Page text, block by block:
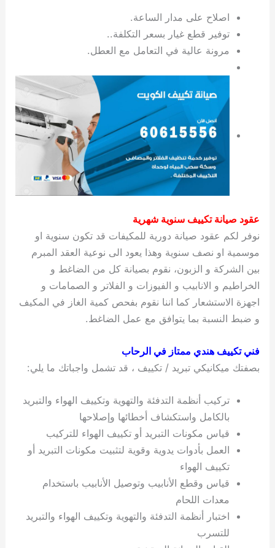
اصلاح على مدار الساعة.
توفير قطع غيار بسعر التكلفة..
مرونة عالية في التعامل مع العطل.
عقود صيانة تكييف سنوية شهرية
نوفر لكم عقود صيانة دورية للمكيفات قد تكون سنوية او
موسمية او نصف سنوية وهذا يعود الى نوعية العقد المبرم
بين الشركة و الزبون، نقوم بصيانة كل من الضاغط و
الخراطيم و الانابيب و الفيوزات و الفلاتر و الصمامات و
اجهزة الاستشعار كما اننا نقوم بفحص كمية الغاز في المكيف
و ضبط النسبة بما يتوافق مع عمل الضاغط.
فني تكييف هندي ممتاز في الرحاب
بصفتك ميكانيكي تبريد / تكييف ، قد تشمل واجباتك ما يلي:
تركيب أنظمة التدفئة والتهوية وتكييف الهواء والتبريد
بالكامل واستكشاف أخطائها وإصلاحها
قياس مكونات التبريد أو تكييف الهواء للتركيب
العمل بأدوات يدوية وقوية لتثبيت مكونات التبريد أو
تكييف الهواء
قياس وقطع الأنابيب وتوصيل الأنابيب باستخدام
معدات اللحام
اختبار أنظمة التدفئة والتهوية وتكييف الهواء والتبريد
للتسرب